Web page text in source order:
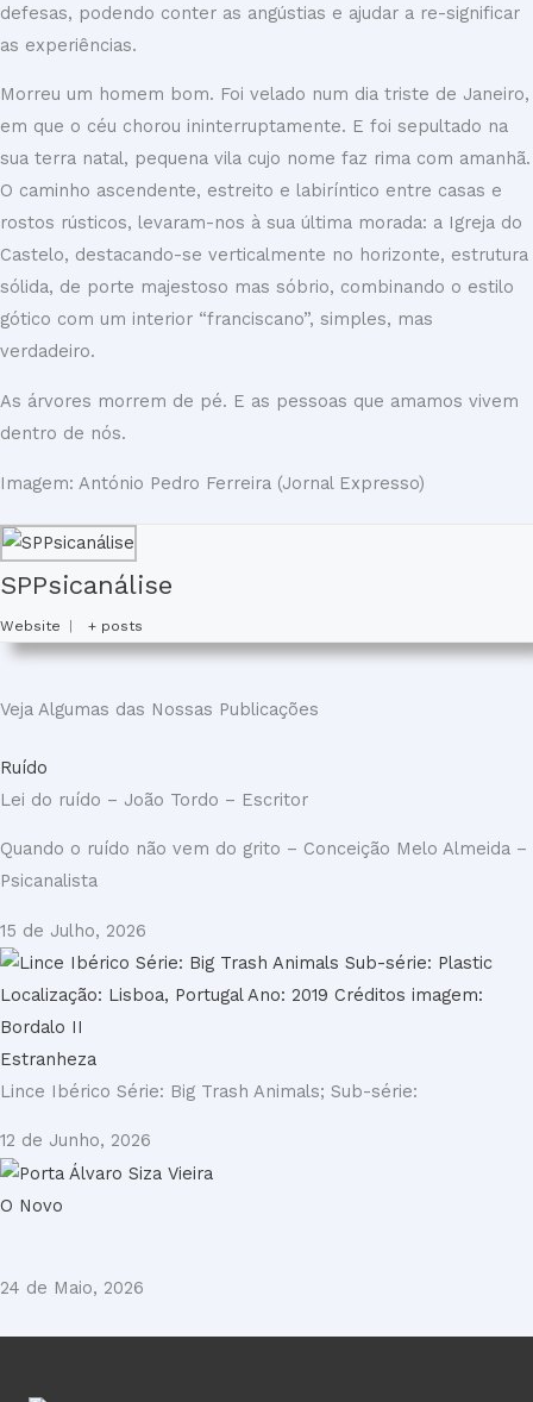
defesas, podendo conter as angústias e ajudar a re-significar
as experiências.
Morreu um homem bom. Foi velado num dia triste de Janeiro,
em que o céu chorou ininterruptamente. E foi sepultado na
sua terra natal, pequena vila cujo nome faz rima com amanhã.
O caminho ascendente, estreito e labiríntico entre casas e
rostos rústicos, levaram-nos à sua última morada: a Igreja do
Castelo, destacando-se verticalmente no horizonte, estrutura
sólida, de porte majestoso mas sóbrio, combinando o estilo
gótico com um interior “franciscano”, simples, mas
verdadeiro.
As árvores morrem de pé. E as pessoas que amamos vivem
dentro de nós.
Imagem: António Pedro Ferreira (Jornal Expresso)
SPPsicanálise
Website | + posts
Veja Algumas das Nossas Publicações
Ruído
Lei do ruído – João Tordo – Escritor
Quando o ruído não vem do grito – Conceição Melo Almeida –
Psicanalista
15 de Julho, 2026
Estranheza
Lince Ibérico Série: Big Trash Animals; Sub-série:
12 de Junho, 2026
O Novo
24 de Maio, 2026